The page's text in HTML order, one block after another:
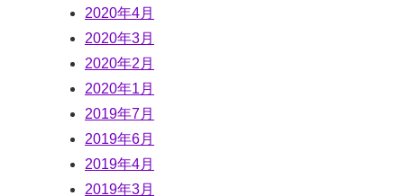
2020年4月
2020年3月
2020年2月
2020年1月
2019年7月
2019年6月
2019年4月
2019年3月